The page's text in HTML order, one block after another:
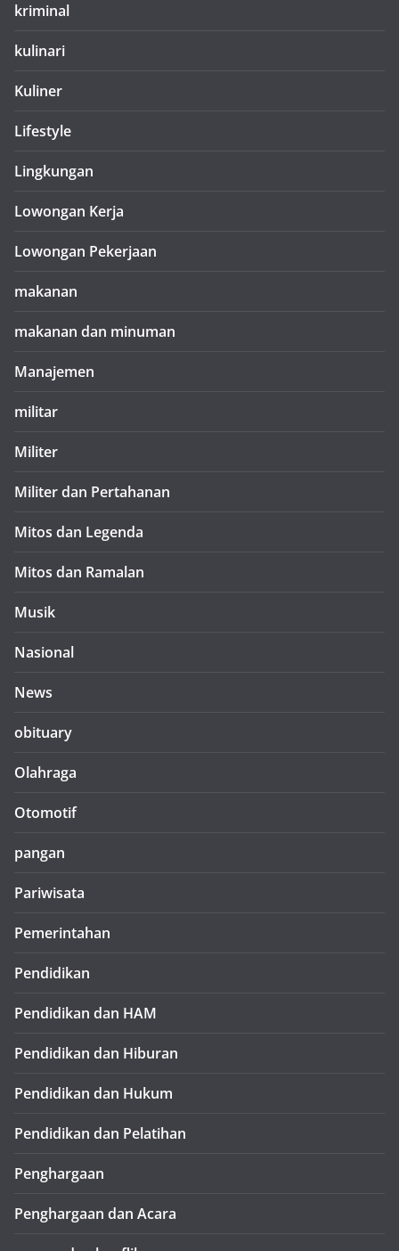
kriminal
kulinari
Kuliner
Lifestyle
Lingkungan
Lowongan Kerja
Lowongan Pekerjaan
makanan
makanan dan minuman
Manajemen
militar
Militer
Militer dan Pertahanan
Mitos dan Legenda
Mitos dan Ramalan
Musik
Nasional
News
obituary
Olahraga
Otomotif
pangan
Pariwisata
Pemerintahan
Pendidikan
Pendidikan dan HAM
Pendidikan dan Hiburan
Pendidikan dan Hukum
Pendidikan dan Pelatihan
Penghargaan
Penghargaan dan Acara